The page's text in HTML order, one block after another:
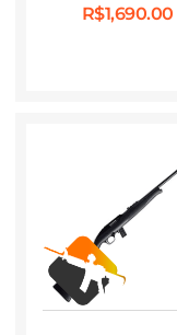
R$1,690.00